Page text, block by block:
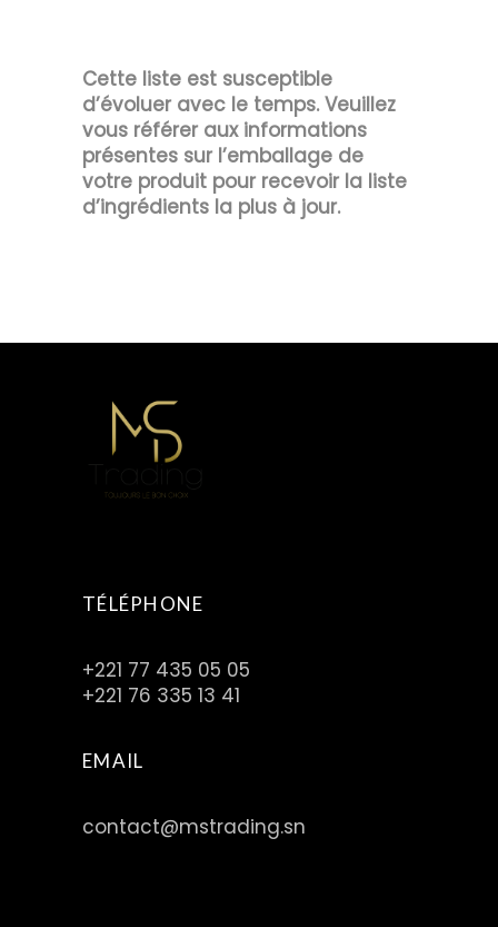
Cette liste est susceptible
d’évoluer avec le temps. Veuillez
vous référer aux informations
présentes sur l’emballage de
votre produit pour recevoir la liste
d’ingrédients la plus à jour.
TÉLÉPHONE
+221 77 435 05 05
+221 76 335 13 41
EMAIL
contact@mstrading.sn